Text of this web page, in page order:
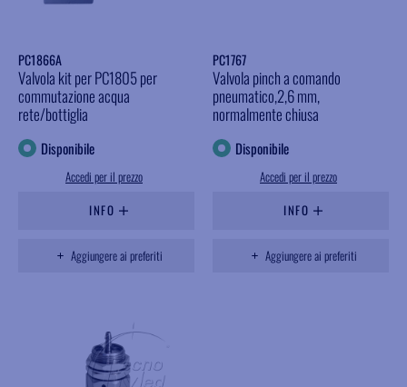
PC1866A
Valvola kit per PC1805 per
commutazione acqua
rete/bottiglia
Disponibile
Accedi per il prezzo
INFO
Aggiungere ai preferiti
PC1767
Valvola pinch a comando
pneumatico,2,6 mm,
normalmente chiusa
Disponibile
Accedi per il prezzo
INFO
Aggiungere ai preferiti